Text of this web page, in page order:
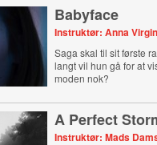
Babyface
Instruktør: Anna
Saga skal til sit første
langt vil hun gå for at
moden nok?
A Perfect
Instruktør: Mads